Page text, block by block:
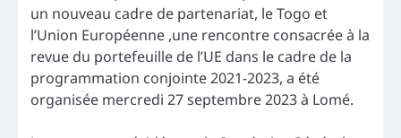
un nouveau cadre de partenariat, le Togo et
l’Union Européenne ,une rencontre consacrée à la
revue du portefeuille de l’UE dans le cadre de la
programmation conjointe 2021-2023, a été
organisée mercredi 27 septembre 2023 à Lomé.